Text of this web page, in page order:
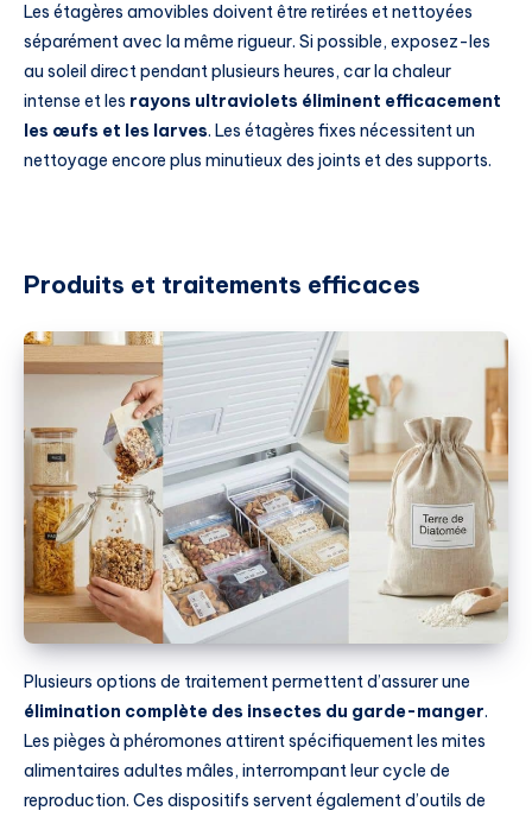
Les étagères amovibles doivent être retirées et nettoyées
séparément avec la même rigueur. Si possible, exposez-les
au soleil direct pendant plusieurs heures, car la chaleur
intense et les rayons ultraviolets éliminent efficacement
les œufs et les larves. Les étagères fixes nécessitent un
nettoyage encore plus minutieux des joints et des supports.
Produits et traitements efficaces
Plusieurs options de traitement permettent d’assurer une
élimination complète des insectes du garde-manger.
Les pièges à phéromones attirent spécifiquement les mites
alimentaires adultes mâles, interrompant leur cycle de
reproduction. Ces dispositifs servent également d’outils de